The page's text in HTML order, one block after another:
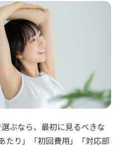
ぶなら、最初に見るべきな
たり」「初回費用」「対応部